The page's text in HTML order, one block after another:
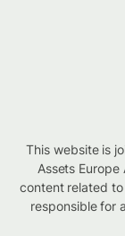
This website is
Assets Europe
content related to
responsible for